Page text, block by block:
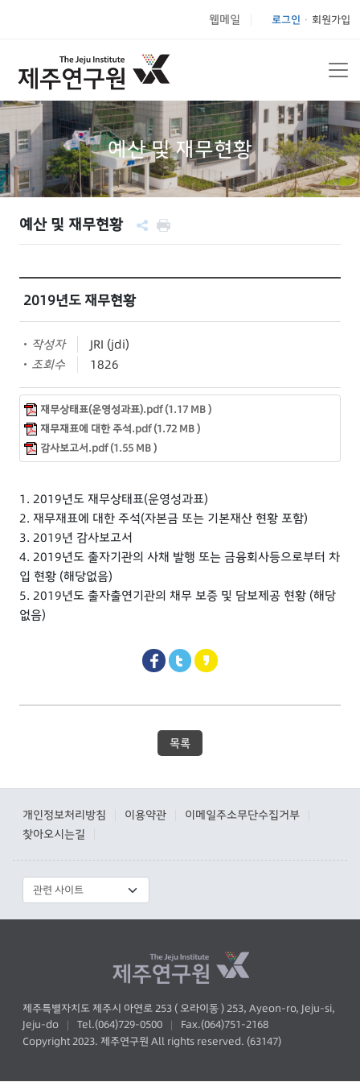
웹메일 로그인 회원가입
예산 및 재무현황
예산 및 재무현황
2019년도 재무현황
작성자
JRI (jdi)
조회수
1826
재무상태표(운영성과표).pdf (1.17 MB )
재무재표에 대한 주석.pdf (1.72 MB )
감사보고서.pdf (1.55 MB )
1. 2019년도 재무상태표(운영성과표)
2. 재무재표에 대한 주석(자본금 또는 기본재산 현황 포함)
3. 2019년 감사보고서
4. 2019년도 출자기관의 사채 발행 또는 금융회사등으로부터 차
입 현황 (해당없음)
5. 2019년도 출자출연기관의 채무 보증 및 담보제공 현황 (해당
없음)
목록
개인정보처리방침 이용약관 이메일주소무단수집거부
찾아오시는길
제주특별자치도 제주시 아연로 253 ( 오라이동 ) 253, Ayeon-ro, Jeju-si,
Jeju-do
| Tel.(064)729-0500 |
Fax.(064)751-2168
Copyright 2023. 제주연구원 All rights reserved. (63147)